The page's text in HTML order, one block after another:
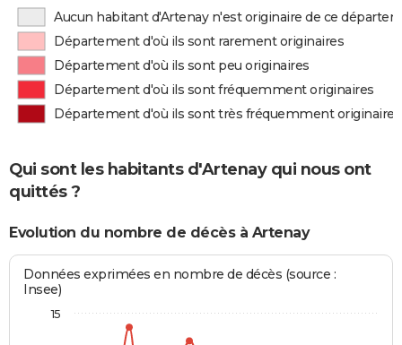
Aucun habitant d'Artenay n'est originaire de ce
Département d'où ils sont rarement originaires
Département d'où ils sont peu originaires
Département d'où ils sont fréquemment originaires
Département d'où ils sont très fréquemment originaires
Qui sont les habitants d'Artenay qui nous ont
quittés ?
Evolution du nombre de décès à Artenay
Données exprimées en nombre de décès (source :
Insee)
15